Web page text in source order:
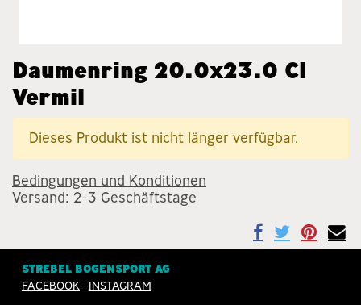
Daumenring 20.0x23.0 Cl
Vermil
Dieses Produkt ist nicht länger verfügbar.
Bedingungen und Konditionen
Versand: 2-3 Geschäftstage
STREBEL BOGENSPORT AG
FACEBOOK
INSTAGRAM